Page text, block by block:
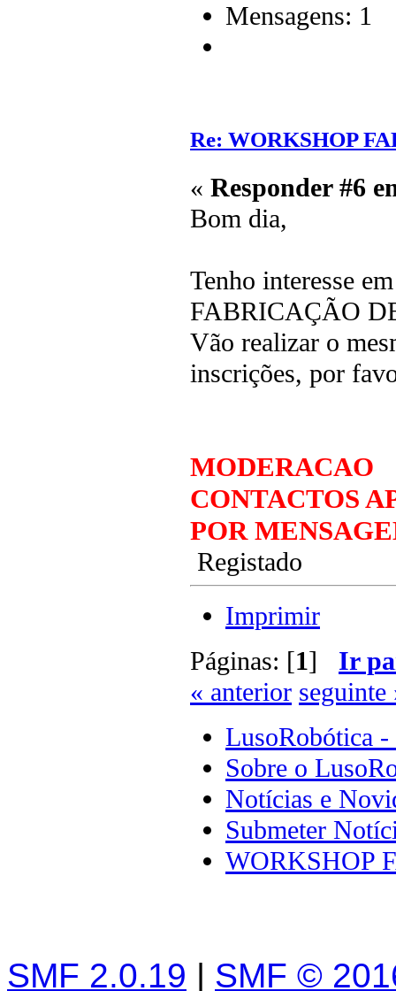
Mensagens: 1
Re: WORKSHOP
« Responder #6
Bom dia,
Tenho interesse
FABRICAÇÃO
Vão realizar o
inscrições, por
MODERACAO
CONTACTOS
POR
Registado
Imprimir
Páginas: [1] Ir
« anterior seguinte
LusoRobótica -
Sobre o
Notícias e
Submeter
WORKSHOP
SMF 2.0.19 | SMF ©